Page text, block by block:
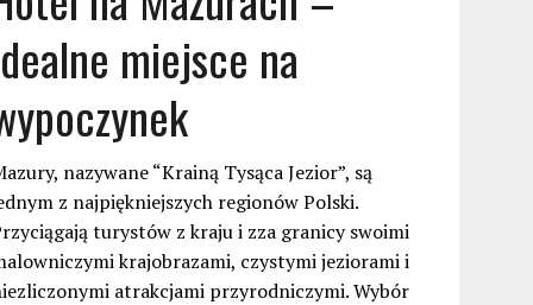
miejsce na
nazywane “Krainą Tysąca Jezior”, są
z najpiękniejszych regionów Polski.
turystów z kraju i zza granicy swoimi
krajobrazami, czystymi jeziorami i
atrakcjami przyrodniczymi. Wybór